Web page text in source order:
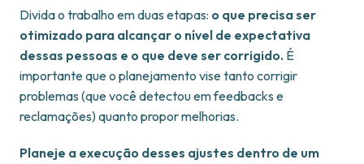
Divida o trabalho em duas etapas: o que precisa ser
otimizado para alcançar o nível de expectativa
dessas pessoas e o que deve ser corrigido. É
importante que o planejamento vise tanto corrigir
problemas (que você detectou em feedbacks e
reclamações) quanto propor melhorias.
Planeje a execução desses ajustes dentro de um